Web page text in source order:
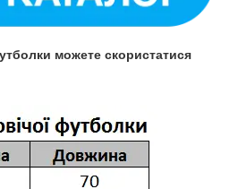
можете скористатися